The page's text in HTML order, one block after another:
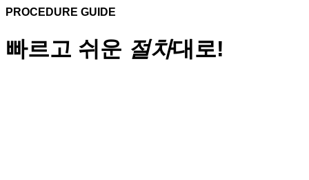
PROCEDURE GUIDE
빠르고 쉬운 절차대로!